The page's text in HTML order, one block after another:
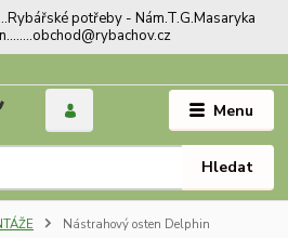
potřeby - Nám.T.G.Masaryka
Menu
Hledat
Nástrahový osten Delphin